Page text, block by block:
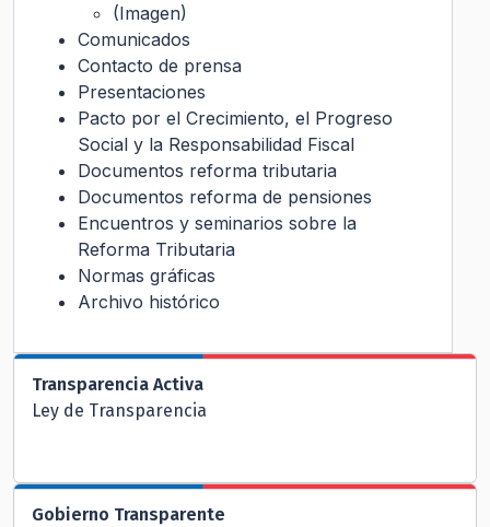
(Imagen)
Comunicados
Contacto de prensa
Presentaciones
Pacto por el Crecimiento, el Progreso
Social y la Responsabilidad Fiscal
Documentos reforma tributaria
Documentos reforma de pensiones
Encuentros y seminarios sobre la
Reforma Tributaria
Normas gráficas
Archivo histórico
Transparencia Activa
Ley de Transparencia
Gobierno Transparente